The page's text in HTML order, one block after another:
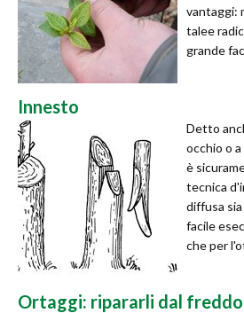
vantaggi:
talee
grande
Innesto
Detto
occhio o
è
tecnica
diffusa sia
facile
che per
Ortaggi: ripararli dal freddo